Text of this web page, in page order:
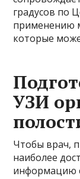
градусов по
применению
которые
УЗИ
Чтобы врач,
наиболее
информацию